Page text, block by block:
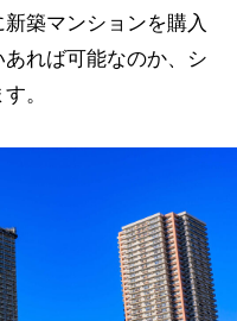
築マンションを購入
れば可能なのか、シ
。